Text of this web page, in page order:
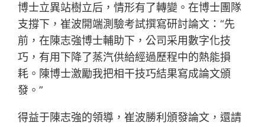
博士立異站樹立后，情形有了轉變。在博士團隊
支撐下，崔波開端測驗考試撰寫研討論文：“先
前，在陳志強博士輔助下，公司采用數字化技
巧，有用下降了蒸汽供給經過歷程中的熱能損
耗。陳博士激勵我把相干技巧結果寫成論文頒
發。”
得益于陳志強的領導，崔波勝利頒發論文，還請